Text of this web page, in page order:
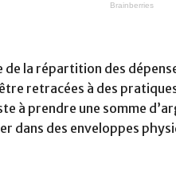
la répartition des
retracées à des
à prendre une somme
dans des enveloppes